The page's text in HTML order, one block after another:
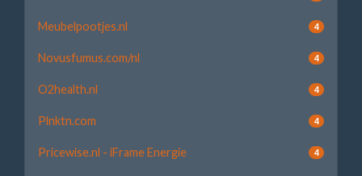
Meubelpootjes.nl 4
Novusfumus.com/nl 4
O2health.nl 4
Plnktn.com 4
Pricewise.nl - iFrame Energie 4